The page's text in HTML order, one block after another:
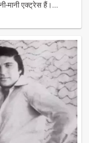
मानी एक्ट्रेस हैं।...